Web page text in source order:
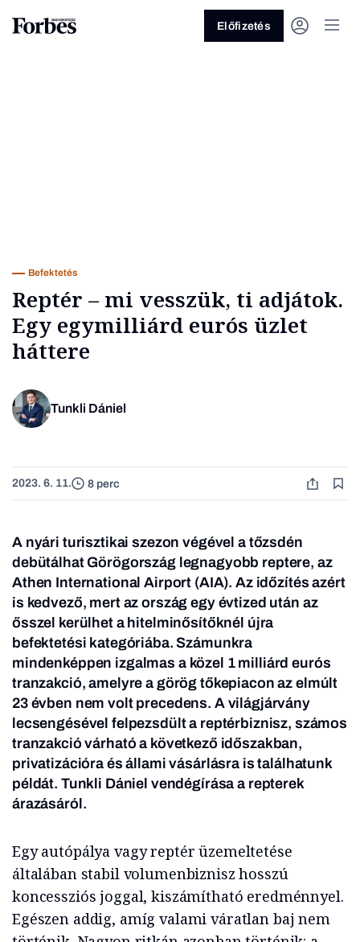
Előfizetés
Befektetés
Reptér – mi vesszük, ti adjátok.
Egy egymilliárd eurós üzlet
háttere
Tunkli Dániel
2023. 6. 11. 8 perc
A nyári turisztikai szezon végével a tőzsdén
debütálhat Görögország legnagyobb reptere, az
Athen International Airport (AIA). Az időzítés azért
is kedvező, mert az ország egy évtized után az
ősszel kerülhet a hitelminősítőknél újra
befektetési kategóriába. Számunkra
mindenképpen izgalmas a közel 1 milliárd eurós
tranzakció, amelyre a görög tőkepiacon az elmúlt
23 évben nem volt precedens. A világjárvány
lecsengésével felpezsdült a reptérbiznisz, számos
tranzakció várható a következő időszakban,
privatizációra és állami vásárlásra is találhatunk
példát. Tunkli Dániel vendégírása a repterek
árazásáról.
Egy autópálya vagy reptér üzemeltetése
általában stabil volumenbiznisz hosszú
koncessziós joggal, kiszámítható eredménnyel.
Egészen addig, amíg valami váratlan baj nem